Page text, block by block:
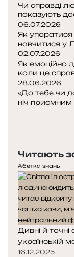
о
к
а
з
у
ю
ь
д
о
ж
е
н
н
я
Чи справді
показують
06.07.2026
Як
навчитися у
02.07.2026
Як емоційно
коли це
28.06.2026
«До тебе чи
ніч
р
е
д
н
я
с
т
о
р
і
т
у
п
н
а
с
т
о
р
і
Читають
Абетка знань
Дивні й точні
українській
16.12.2025